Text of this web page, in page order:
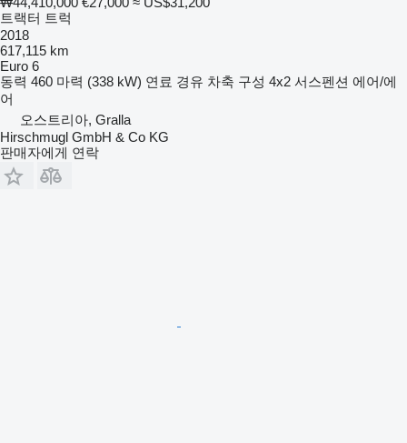
트랙터 트럭
2018
617,115 km
Euro 6
동력 460 마력 (338 kW) 연료 경유 차축 구성 4x2 서스펜션 에어/에
어
오스트리아, Gralla
Hirschmugl GmbH & Co KG
판매자에게 연락